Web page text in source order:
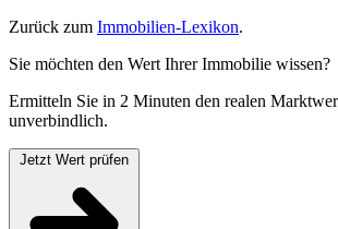
Zurück zum Immobilien-Lexikon.
Sie möchten den Wert Ihrer Immobilie wissen?
Ermitteln Sie in 2 Minuten den realen
unverbindlich.